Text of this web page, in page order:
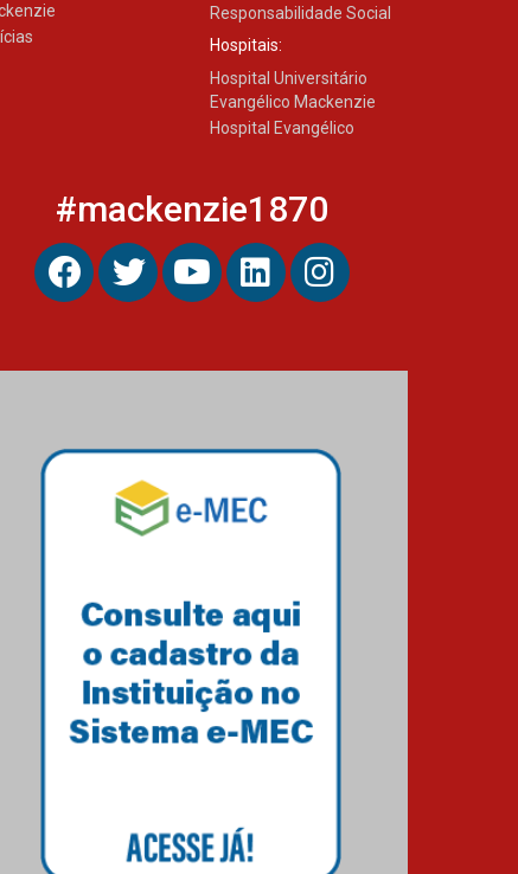
Responsabilidade Social
Hospitais:
Hospital Universitário
Evangélico Mackenzie
Hospital Evangélico
#mackenzie1870